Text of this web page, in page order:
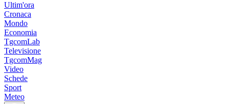
Ultim'ora
Cronaca
Mondo
Economia
TgcomLab
Televisione
TgcomMag
Video
Schede
Sport
Meteo